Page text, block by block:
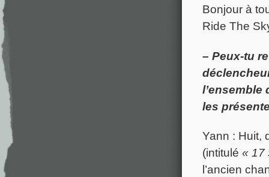
Bonjour à
Ride The
– Peux-tu
les
Yann : Huit,
(intitulé « 17
l’ancien